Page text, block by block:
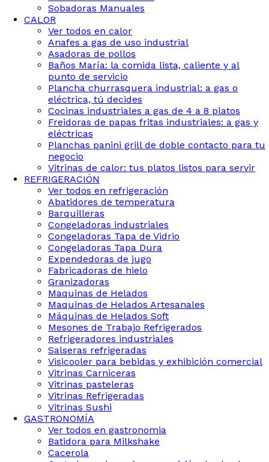
Sobadoras Manuales
CALOR
Ver todos en calor
Anafes a gas de uso industrial
Asadoras de pollos
Baños María: la comida lista, caliente y al
punto de servicio
Plancha churrasquera industrial: a gas o
eléctrica, tú decides
Cocinas industriales a gas de 4 a 8 platos
Freidoras de papas fritas industriales: a gas y
eléctricas
Planchas panini grill de doble contacto para tu
negocio
Vitrinas de calor: tus platos listos para servir
REFRIGERACIÓN
Ver todos en refrigeración
Abatidores de temperatura
Barquilleras
Congeladoras industriales
Congeladoras Tapa de Vidrio
Congeladoras Tapa Dura
Expendedoras de jugo
Fabricadoras de hielo
Granizadoras
Maquinas de Helados
Maquinas de Helados Artesanales
Máquinas de Helados Soft
Mesones de Trabajo Refrigerados
Refrigeradores industriales
Salseras refrigeradas
Visicooler para bebidas y exhibición comercial
Vitrinas Carniceras
Vitrinas pasteleras
Vitrinas Refrigeradas
Vitrinas Sushi
GASTRONOMÍA
Ver todos en gastronomia
Batidora para Milkshake
Cacerola